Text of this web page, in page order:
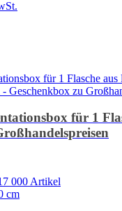
für 1
000 Artikel
cm